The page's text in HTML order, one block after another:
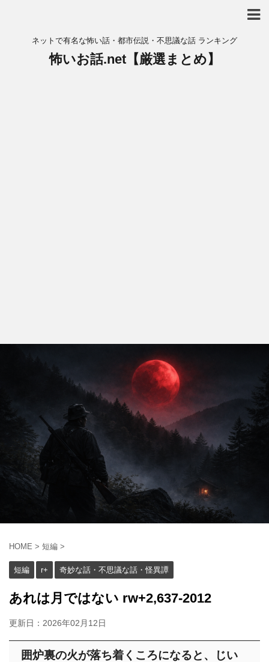
ネットで有名な怖い話・都市伝説・不思議な話 ランキング
怖いお話.net【厳選まとめ】
HOME > 短編 >
短編 r+ 奇妙な話・不思議な話・怪異譚
あれは月ではない rw+2,637-2012
更新日： 2026年02月12日
囲炉裏の火が落ち着くころになると、じい